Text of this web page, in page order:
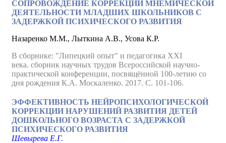
СОПРОВОЖДЕНИЕ КОРРЕКЦИИ МНЕМИЧЕСКОЙ
ДЕЯТЕЛЬНОСТИ МЛАДШИХ ШКОЛЬНИКОВ С
ЗАДЕРЖКОЙ ПСИХИЧЕСКОГО РАЗВИТИЯ
Назаренко М.М., Лыткина А.В., Усова К.Р.
В сборнике: "Липецкий опыт" и педагогика XXI
века. сборник научных трудов Всероссийской научно-
практической конференции, посвящённой 100-летию со
дня рождения К.А. Москаленко. 2017. С. 101-106.
ЭФФЕКТИВНОСТЬ НЕЙРОПСИХОЛОГИЧЕСКОЙ
КОРРЕКЦИИ НАРУШЕНИЙ РАЗВИТИЯ ДЕТЕЙ
ДОШКОЛЬНОГО ВОЗРАСТА С ЗАДЕРЖКОЙ
ПСИХИЧЕСКОГО РАЗВИТИЯ
Шевырева Е.Г.